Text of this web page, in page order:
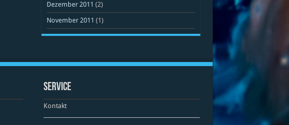
Dezember 2011 (2)
November 2011 (1)
Service
Kontakt